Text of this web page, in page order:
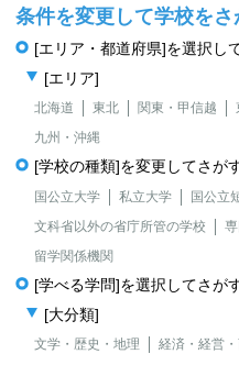
条件を変更して学校をさ
[エリア・都道府県]を選択し
[エリア]
北海道 東北 関東・甲信越
九州・沖縄
[学校の種類]を変更してさが
国公立大学 私立大学 国公立
文科省以外の省庁所管の学校
留学関係機関
[学べる学問]を選択してさが
[大分類]
文学・歴史・地理 経済・経営